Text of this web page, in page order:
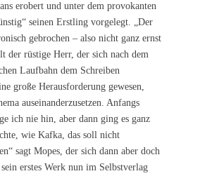
erobert und unter dem provokanten
seinen Erstling vorgelegt. „Der
gebrochen – also nicht ganz ernst
der rüstige Herr, der sich nach dem
Laufbahn dem Schreiben
große Herausforderung gewesen,
auseinanderzusetzen. Anfangs
ich nie hin, aber dann ging es ganz
wie Kafka, das soll nicht
sagt Mopes, der sich dann aber doch
erstes Werk nun im Selbstverlag